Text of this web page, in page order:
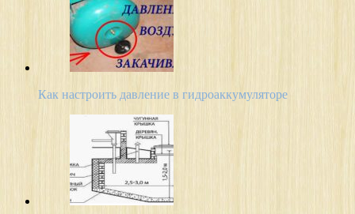
Как настроить давление в гидроаккумуляторе